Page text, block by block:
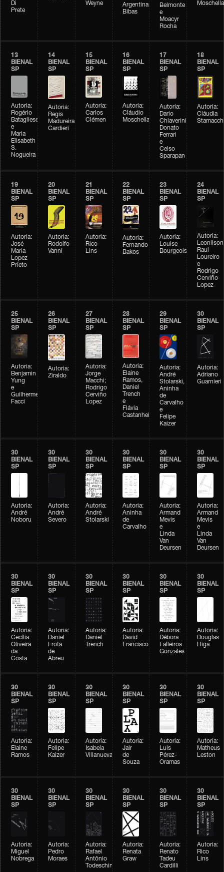
Di
Prete
Weyne
Argentina
Bibas
Belmonte
e
Moacyr
Rocha
Moschella
13
BIENAL
SP
Autoria:
Rogério
Batagliese
e
Maria
Elisabeth
S.
Nogueira
14
BIENAL
SP
Autoria:
Regis
Madureira
Cardieri
15
BIENAL
SP
Autoria:
Carlos
Clémen
16
BIENAL
SP
Autoria:
Cláudio
Moschella
17
BIENAL
SP
Autoria:
Dario
Chiaverini,
Donato
Ferrari
e
Celso
Sparapan
18
BIENAL
SP
Autoria:
Cláudia
19
BIENAL
SP
Autoria:
José
Maria
Lopez
Prieto
20
BIENAL
SP
Autoria:
Rodolfo
Vanni
21
BIENAL
SP
Autoria:
Rico
Lins
22
BIENAL
SP
Autoria:
Fernando
Bakos
23
BIENAL
SP
Autoria:
Louise
Bourgeois
24
BIENAL
SP
Autoria:
Raul
Loureiro
e
Rodrigo
Cerviño
Lopez
25
BIENAL
SP
Autoria:
Benjamin
Yung
e
Guilherme
Facci
26
BIENAL
SP
Autoria:
Ziraldo
27
BIENAL
SP
Autoria:
Jorge
Macchi;
Rodrigo
Cerviño
Lopez
28
BIENAL
SP
Autoria:
Elaine
Ramos,
Daniel
Trench
e
Flávia
Castanheira
29
BIENAL
SP
Autoria:
André
Stolarski,
Aninha
de
Carvalho
e
Felipe
Kaizer
30
BIENAL
SP
Autoria:
Adriano
Guarnieri
30
BIENAL
SP
Autoria:
André
Noboru
30
BIENAL
SP
Autoria:
André
Severo
30
BIENAL
SP
Autoria:
André
Stolarski
30
BIENAL
SP
Autoria:
Aninha
de
Carvalho
30
BIENAL
SP
Autoria:
Armand
Mevis
e
Linda
Van
Deursen
30
BIENAL
SP
Autoria:
Armand
Mevis
e
Linda
Van
Deursen
30
BIENAL
SP
Autoria:
Cecília
Oliveira
da
Costa
30
BIENAL
SP
Autoria:
Daniel
Frota
de
Abreu
30
BIENAL
SP
Autoria:
Daniel
Trench
30
BIENAL
SP
Autoria:
David
Francisco
30
BIENAL
SP
Autoria:
Débora
Falleiros
Gonzales
30
BIENAL
SP
Autoria:
Douglas
Higa
30
BIENAL
SP
Autoria:
Elaine
Ramos
30
BIENAL
SP
Autoria:
Felipe
Kaizer
30
BIENAL
SP
Autoria:
Isabela
Villanueva
30
BIENAL
SP
Autoria:
Jair
de
Souza
30
BIENAL
SP
Autoria:
Luis
Pérez-
Oramas
30
BIENAL
SP
Autoria:
Matheus
Leston
30
BIENAL
SP
Autoria:
Miguel
Nobrega
30
BIENAL
SP
Autoria:
Pedro
Moraes
30
BIENAL
SP
Autoria:
Rafael
Antônio
Todeschini
30
BIENAL
SP
Autoria:
Renata
Graw
30
BIENAL
SP
Autoria:
Renato
Tadeu
Cardilli
30
BIENAL
SP
Autoria:
Rico
Lins